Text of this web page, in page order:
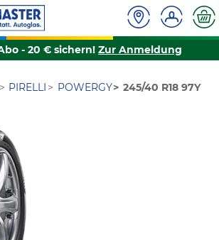
- 20 € sichern! Zur Anmeldung
PIRELLI POWERGY 245/40 R18 97Y